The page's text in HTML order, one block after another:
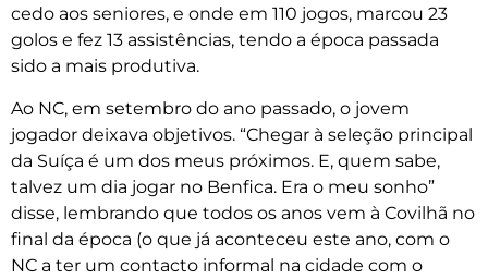
cedo aos seniores, e onde em 110 jogos, marcou 23
golos e fez 13 assistências, tendo a época passada
sido a mais produtiva.
Ao NC, em setembro do ano passado, o jovem
jogador deixava objetivos. “Chegar à seleção principal
da Suíça é um dos meus próximos. E, quem sabe,
talvez um dia jogar no Benfica. Era o meu sonho”
disse, lembrando que todos os anos vem à Covilhã no
final da época (o que já aconteceu este ano, com o
NC a ter um contacto informal na cidade com o